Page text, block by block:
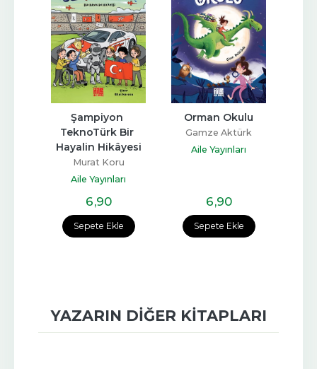
Sepete Ekle
Şampiyon
TeknoTürk Bir
Hayalin Hikâyesi
Murat Koru
Aile Yayınları
6,90
Sepete Ekle
Orman Okulu
Gamze Aktürk
Aile Yayınları
6,90
YAZARIN DIĞER KITAPLARI